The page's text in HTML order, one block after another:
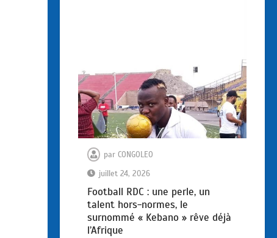
par CONGOLEO
juillet 24, 2026
Football RDC : une perle, un
talent hors-normes, le
surnommé « Kebano » rêve déjà
l’Afrique